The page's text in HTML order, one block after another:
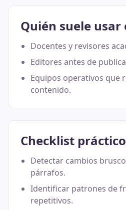
Quién suele usar
Docentes y revisores
Editores antes de
Equipos operativos que
contenido.
Checklist práctico
Detectar cambios
párrafos.
Identificar patrones de
repetitivos.